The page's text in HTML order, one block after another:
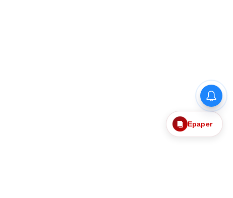
Epaper